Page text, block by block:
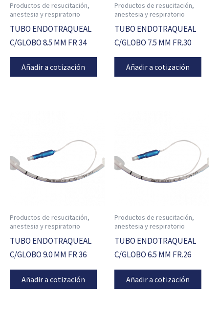
Productos de resucitación,
anestesia y respiratorio
TUBO ENDOTRAQUEAL
C/GLOBO 8.5 MM FR 34
Añadir a cotización
Productos de resucitación,
anestesia y respiratorio
TUBO ENDOTRAQUEAL
C/GLOBO 7.5 MM FR.30
Añadir a cotización
Productos de resucitación,
anestesia y respiratorio
TUBO ENDOTRAQUEAL
C/GLOBO 9.0 MM FR 36
Añadir a cotización
Productos de resucitación,
anestesia y respiratorio
TUBO ENDOTRAQUEAL
C/GLOBO 6.5 MM FR.26
Añadir a cotización